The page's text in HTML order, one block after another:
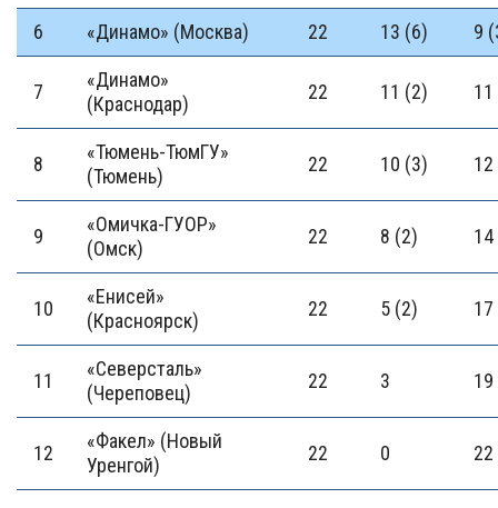
6 «Динамо» (Москва) 22 13 (6) 9
7
«Динамо»
(Краснодар)
22 11 (2)
8
«Тюмень-ТюмГУ»
(Тюмень)
22 10 (3)
9
«Омичка-ГУОР»
(Омск)
22 8 (2) 14
10
«Енисей»
(Красноярск)
22 5 (2) 17
11
«Северсталь»
(Череповец)
22 3
12
«Факел» (Новый
Уренгой)
22 0 22